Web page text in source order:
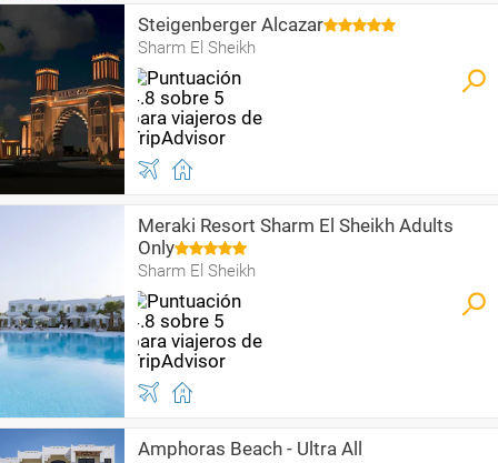
Steigenberger Alcazar
Sharm El Sheikh
Meraki Resort Sharm El Sheikh Adults
Only
Sharm El Sheikh
Amphoras Beach - Ultra All